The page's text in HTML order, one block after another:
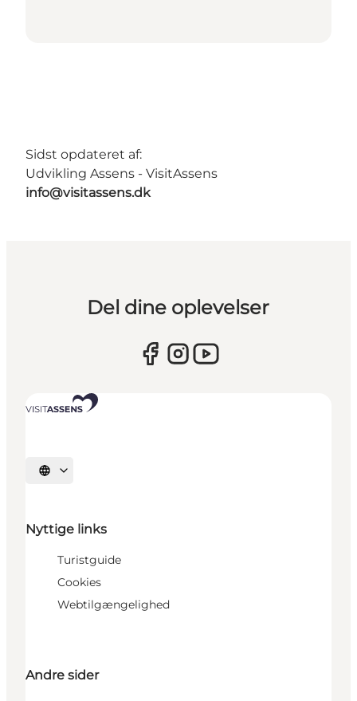
Sidst opdateret af:
Udvikling Assens - VisitAssens
info@visitassens.dk
Del dine oplevelser
Vælg sprog
Nyttige links
Turistguide
Cookies
Webtilgængelighed
Andre sider